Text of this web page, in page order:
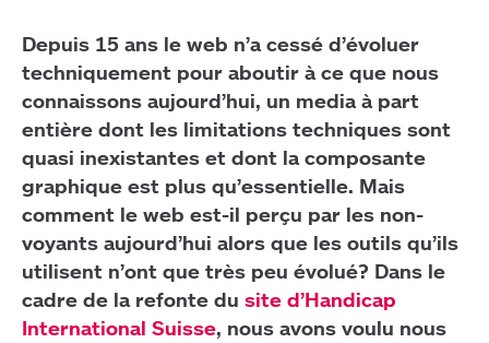
Depuis 15 ans le web n’a cessé d’évoluer
techniquement pour aboutir à ce que nous
connaissons aujourd’hui, un media à part
entière dont les limitations techniques sont
quasi inexistantes et dont la composante
graphique est plus qu’essentielle. Mais
comment le web est-il perçu par les non-
voyants aujourd’hui alors que les outils qu’ils
utilisent n’ont que très peu évolué? Dans le
cadre de la refonte du site d’Handicap
International Suisse, nous avons voulu nous